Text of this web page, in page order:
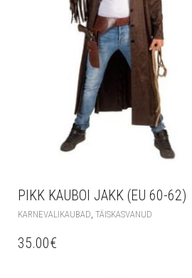
PIKK KAUBOI JAKK (EU 60-62)
KARNEVALIKAUBAD, TÄISKASVANUD
35.00€